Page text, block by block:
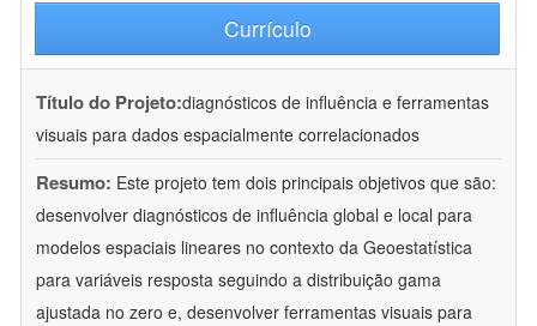
Currículo
Título do Projeto:diagnósticos de influência e ferramentas
visuais para dados espacialmente correlacionados
Resumo: Este projeto tem dois principais objetivos que são:
desenvolver diagnósticos de influência global e local para
modelos espaciais lineares no contexto da Geoestatística
para variáveis resposta seguindo a distribuição gama
ajustada no zero e, desenvolver ferramentas visuais para